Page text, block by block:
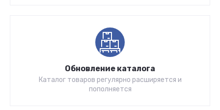
Обновление каталога
Каталог товаров регулярно расширяется и
пополняется